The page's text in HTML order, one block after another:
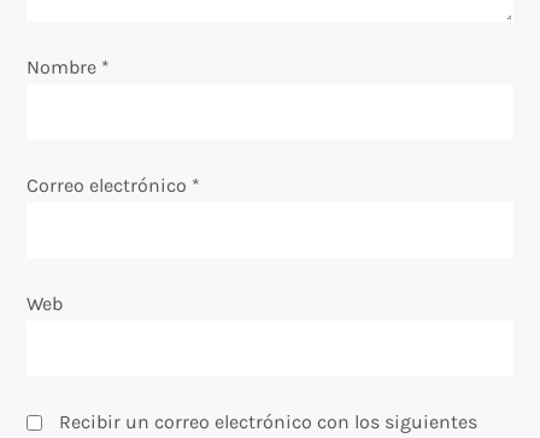
e
t
a
a
Nombre *
Correo electrónico *
Web
Recibir un correo electrónico con los siguientes